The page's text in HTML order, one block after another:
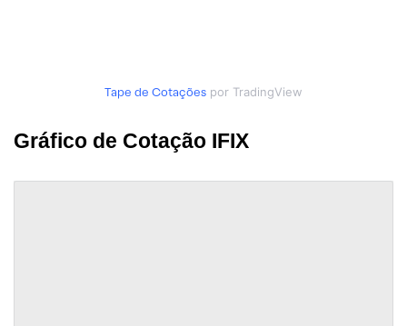
Tape de Cotações por TradingView
Gráfico de Cotação IFIX